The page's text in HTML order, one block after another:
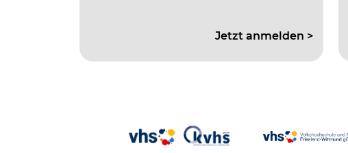
Jetzt anmelden >